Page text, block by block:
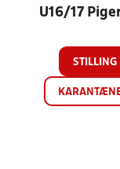
U16/17
STILLING